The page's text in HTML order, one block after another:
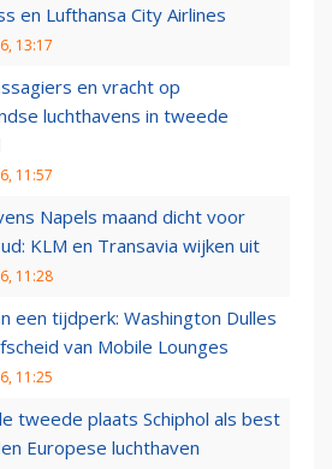
en Lufthansa City Airlines
13:17
en vracht op
luchthavens in tweede
11:57
Napels maand dicht voor
KLM en Transavia wijken uit
11:28
een tijdperk: Washington Dulles
van Mobile Lounges
11:25
tweede plaats Schiphol als best
Europese luchthaven